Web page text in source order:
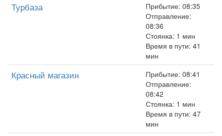
Турбаза
Прибытие: 08:35
Отправление:
08:36
Стоянка: 1 мин
Время в пути: 41
мин
Красный магазин
Прибытие: 08:41
Отправление:
08:42
Стоянка: 1 мин
Время в пути: 47
мин